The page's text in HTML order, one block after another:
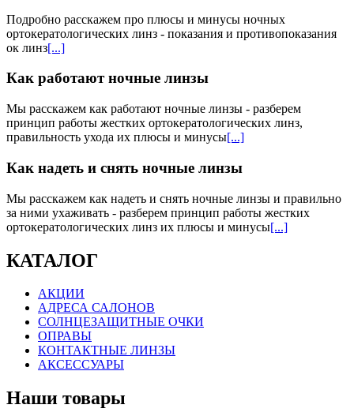
Подробно расскажем про плюсы и минусы ночных
ортокератологических линз - показания и противопоказания
ок линз[...]
Как работают ночные линзы
Мы расскажем как работают ночные линзы - разберем
принцип работы жестких ортокератологических линз,
правильность ухода их плюсы и минусы[...]
Как надеть и снять ночные линзы
Мы расскажем как надеть и снять ночные линзы и правильно
за ними ухаживать - разберем принцип работы жестких
ортокератологических линз их плюсы и минусы[...]
КАТАЛОГ
АКЦИИ
АДРЕСА САЛОНОВ
СОЛНЦЕЗАЩИТНЫЕ ОЧКИ
ОПРАВЫ
КОНТАКТНЫЕ ЛИНЗЫ
АКСЕССУАРЫ
Наши товары